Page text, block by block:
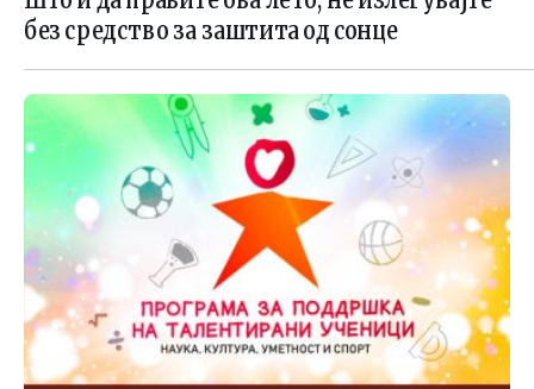
без средство за заштита од сонце